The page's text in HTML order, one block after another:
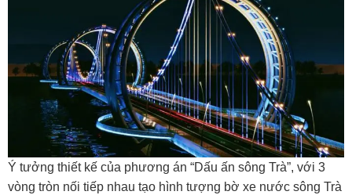
Ý tưởng thiết kế của phương án “Dấu ấn sông Trà”, với 3
vòng tròn nối tiếp nhau tạo hình tượng bờ xe nước sông Trà